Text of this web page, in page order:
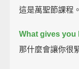
這是萬聖節課程
What gives you
那什麼會讓你很